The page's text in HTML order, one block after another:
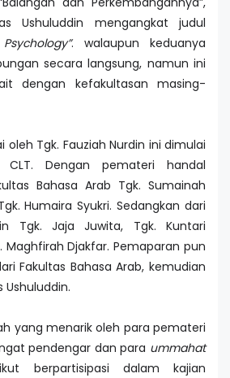
Ushuluddin mengangkat judul
. walaupun keduanya
secara langsung, namun ini
dengan kefakultasan masing-
oleh Tgk. Fauziah Nurdin ini dimulai
CLT. Dengan pemateri handal
Bahasa Arab Tgk. Sumainah
Humaira Syukri. Sedangkan dari
Tgk. Jaja Juwita, Tgk. Kuntari
Maghfirah Djakfar. Pemaparan pun
Fakultas Bahasa Arab, kemudian
Ushuluddin.
yang menarik oleh para pemateri
pendengar dan para ummahat
berpartisipasi dalam kajian